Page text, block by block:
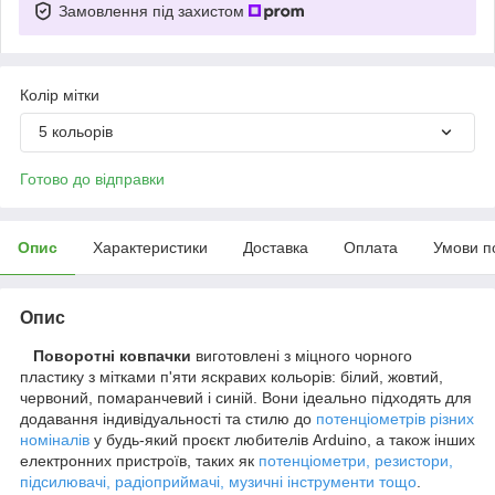
Замовлення під захистом
Колір мітки
5 кольорів
Готово до відправки
Опис Характеристики Доставка Оплата Умови
Опис
Поворотні ковпачки виготовлені з міцного чорного
пластику з мітками п'яти яскравих кольорів: білий, жовтий,
червоний, помаранчевий і синій. Вони ідеально підходять для
додавання індивідуальності та стилю до потенціометрів різних
номіналів у будь-який проєкт любителів Arduino, а також інших
електронних пристроїв, таких як потенціометри, резистори,
підсилювачі, радіоприймачі, музичні інструменти тощо